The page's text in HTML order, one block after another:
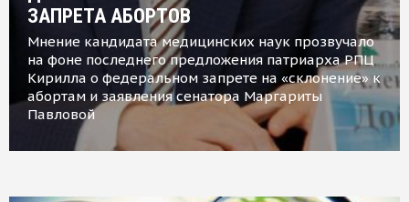
ЗАПРЕТА АБОРТОВ
Мнение кандидата медицинских наук прозвучало
на фоне последнего предложения патриарха РПЦ
Кирилла о федеральном запрете на «склонение» к
абортам и заявления сенатора Маргариты
Павловой